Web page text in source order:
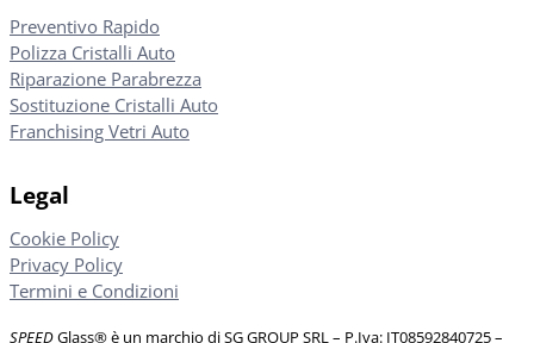
Preventivo Rapido
Polizza Cristalli Auto
Riparazione Parabrezza
Sostituzione Cristalli Auto
Franchising Vetri Auto
Legal
Cookie Policy
Privacy Policy
Termini e Condizioni
SPEEDGlass® è un marchio di SG GROUP SRL – P.Iva: IT08592840725–